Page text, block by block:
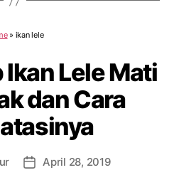
» ikan lele
Lele Mati
dan Cara
PostApril 28, 2019